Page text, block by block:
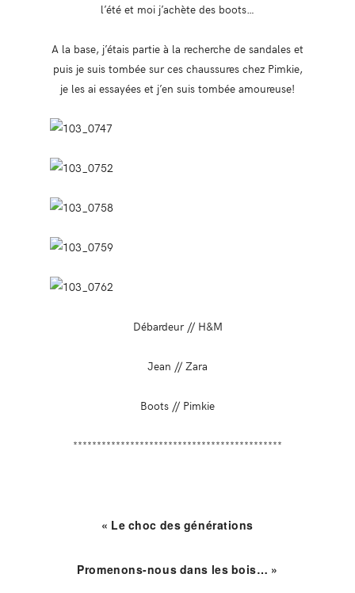
l’été et moi j’achète des boots…
A la base, j’étais partie à la recherche de sandales et
puis je suis tombée sur ces chaussures chez Pimkie,
je les ai essayées et j’en suis tombée amoureuse!
Débardeur // H&M
Jean // Zara
Boots // Pimkie
********************************************
« Le choc des générations
Promenons-nous dans les bois… »